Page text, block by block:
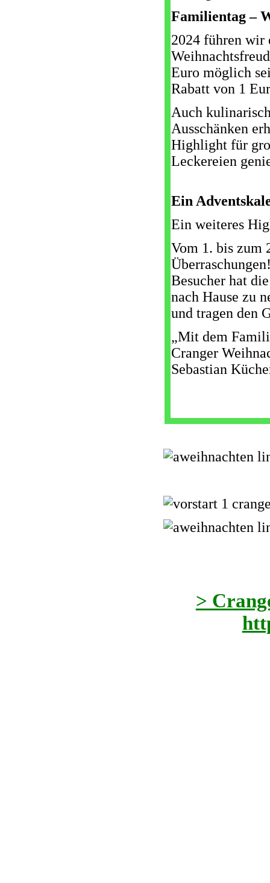
Familientag –
2024 führen wir
Euro möglich
Rabatt von 1
Auch
Ausschänken
Highlight für
Leckereien
Ein
Ein weiteres
Vom 1. bis zum
Besucher hat
nach Hause zu
und tragen den
„Mit dem
Cranger
Sebastian
>